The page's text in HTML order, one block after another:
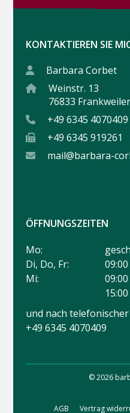
KONTAKTIEREN SIE
Barbara Corbet
Weinstr. 13
76833 Frankweiler
+49 6345 4070409
+49 6345 919261
mail@barbara-
ÖFFNUNGSZEITEN
Mo:
Di, Do, Fr:
Mi:
und nach
+49 6345 4070409
© 2026
AGB Vertrag